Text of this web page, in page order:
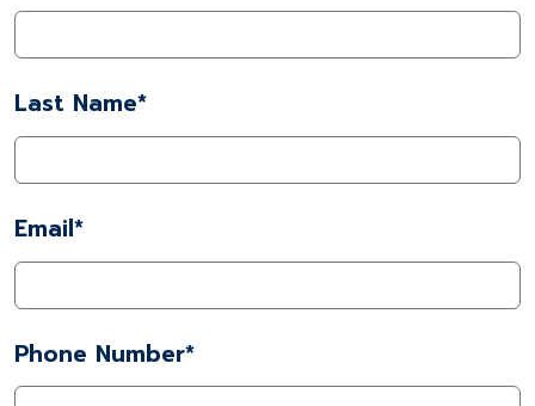
Last Name*
Email*
Phone Number*